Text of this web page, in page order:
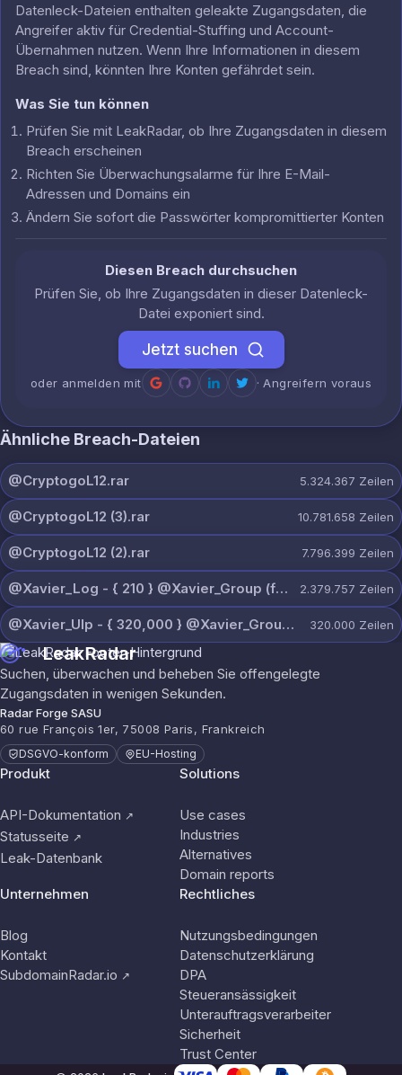
Datenleck-Dateien enthalten geleakte Zugangsdaten, die
Angreifer aktiv für Credential-Stuffing und Account-
Übernahmen nutzen. Wenn Ihre Informationen in diesem
Breach sind, könnten Ihre Konten gefährdet sein.
Was Sie tun können
Prüfen Sie mit LeakRadar, ob Ihre Zugangsdaten in diesem
Breach erscheinen
Richten Sie Überwachungsalarme für Ihre E-Mail-
Adressen und Domains ein
Ändern Sie sofort die Passwörter kompromittierter Konten
Diesen Breach durchsuchen
Prüfen Sie, ob Ihre Zugangsdaten in dieser Datenleck-
Datei exponiert sind.
Jetzt suchen
oder anmelden mit · Angreifern voraus
Ähnliche Breach-Dateien
@CryptogoL12.rar 5.324.367 Zeilen
@CryptogoL12 (3).rar 10.781.658 Zeilen
@CryptogoL12 (2).rar 7.796.399 Zeilen
@Xavier_Log - { 210 } @Xavier_Group (free).rar 2.379.757 Zeilen
@Xavier_Ulp - { 320,000 } @Xavier_Group.txt 320.000 Zeilen
LeakRadar
Suchen, überwachen und beheben Sie offengelegte
Zugangsdaten in wenigen Sekunden.
Radar Forge SASU
60 rue François 1er, 75008 Paris, Frankreich
DSGVO-konform EU-Hosting
Produkt
API-Dokumentation ↗
Statusseite ↗
Leak-Datenbank
Solutions
Use cases
Industries
Alternatives
Domain reports
Unternehmen
Blog
Kontakt
SubdomainRadar.io ↗
Rechtliches
Nutzungsbedingungen
Datenschutzerklärung
DPA
Steueransässigkeit
Unterauftragsverarbeiter
Sicherheit
Trust Center